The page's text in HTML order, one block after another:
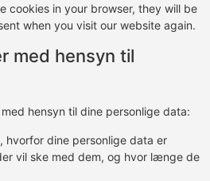
cookies in your browser, they will be
when you visit our website again.
med hensyn til
hensyn til dine personlige data:
hvorfor dine personlige data er
vil ske med dem, og hvor længe de